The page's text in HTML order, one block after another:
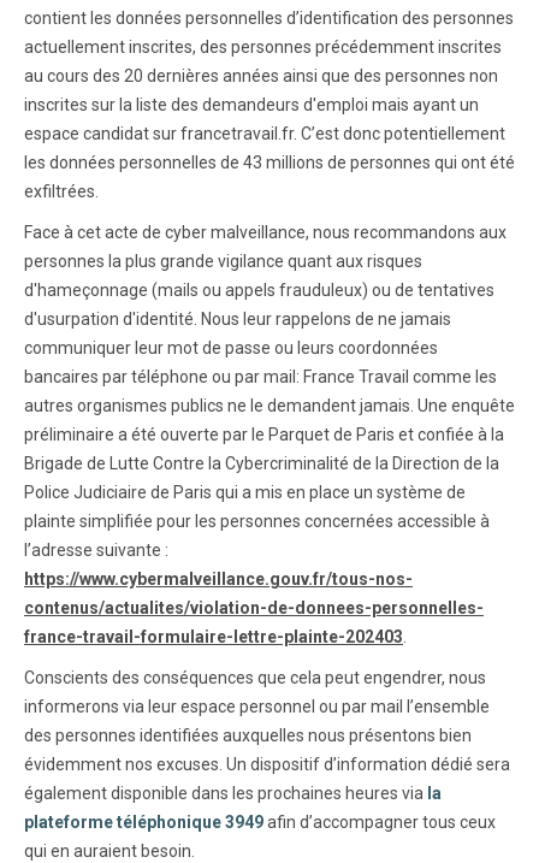
contient les données personnelles d’identification des personnes
actuellement inscrites, des personnes précédemment inscrites
au cours des 20 dernières années ainsi que des personnes non
inscrites sur la liste des demandeurs d'emploi mais ayant un
espace candidat sur francetravail.fr. C’est donc potentiellement
les données personnelles de 43 millions de personnes qui ont été
exfiltrées.
Face à cet acte de cyber malveillance, nous recommandons aux
personnes la plus grande vigilance quant aux risques
d'hameçonnage (mails ou appels frauduleux) ou de tentatives
d'usurpation d'identité. Nous leur rappelons de ne jamais
communiquer leur mot de passe ou leurs coordonnées
bancaires par téléphone ou par mail: France Travail comme les
autres organismes publics ne le demandent jamais. Une enquête
préliminaire a été ouverte par le Parquet de Paris et confiée à la
Brigade de Lutte Contre la Cybercriminalité de la Direction de la
Police Judiciaire de Paris qui a mis en place un système de
plainte simplifiée pour les personnes concernées accessible à
l’adresse suivante :
https://www.cybermalveillance.gouv.fr/tous-nos-
contenus/actualites/violation-de-donnees-personnelles-
france-travail-formulaire-lettre-plainte-202403
Conscients des conséquences que cela peut engendrer, nous
informerons via leur espace personnel ou par mail l’ensemble
des personnes identifiées auxquelles nous présentons bien
évidemment nos excuses. Un dispositif d’information dédié sera
également disponible dans les prochaines heures via la
plateforme téléphonique 3949afin d’accompagner tous ceux
qui en auraient besoin.